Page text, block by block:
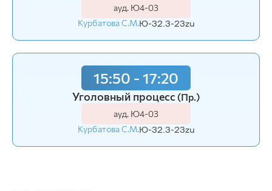
ауд. Ю4-03
Курбатова С.М.Ю-32.3-23zu
15:50 - 17:20
Уголовный процесс (Пр.)
ауд. Ю4-03
Курбатова С.М.Ю-32.3-23zu